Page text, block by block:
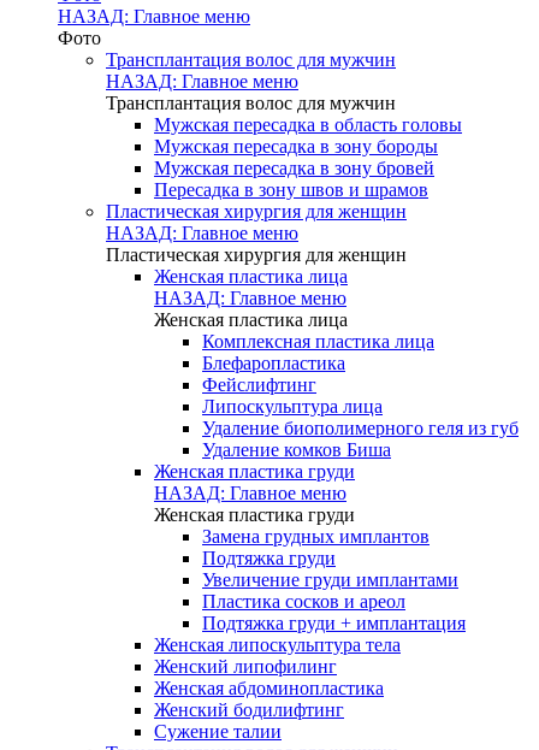
НАЗАД: Главное меню
Фото
Трансплантация волос для мужчин
НАЗАД: Главное меню
Трансплантация волос для мужчин
Мужская пересадка в область головы
Мужская пересадка в зону бороды
Мужская пересадка в зону бровей
Пересадка в зону швов и шрамов
Пластическая хирургия для женщин
НАЗАД: Главное меню
Пластическая хирургия для женщин
Женская пластика лица
НАЗАД: Главное меню
Женская пластика лица
Комплексная пластика лица
Блефаропластика
Фейслифтинг
Липоскульптура лица
Удаление биополимерного геля из губ
Удаление комков Биша
Женская пластика груди
НАЗАД: Главное меню
Женская пластика груди
Замена грудных имплантов
Подтяжка груди
Увеличение груди имплантами
Пластика сосков и ареол
Подтяжка груди + имплантация
Женская липоскульптура тела
Женский липофилинг
Женская абдоминопластика
Женский бодилифтинг
Сужение талии